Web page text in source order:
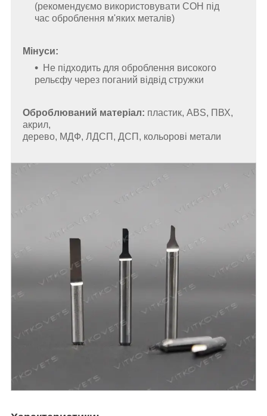
(рекомендуємо використовувати СОН під
час оброблення м'яких металів)
Мінуси:
Не підходить для оброблення високого
рельєфу через поганий відвід стружки
Оброблюваний матеріал: пластик, ABS, ПВХ,
акрил,
дерево, МДФ, ЛДСП, ДСП, кольорові метали